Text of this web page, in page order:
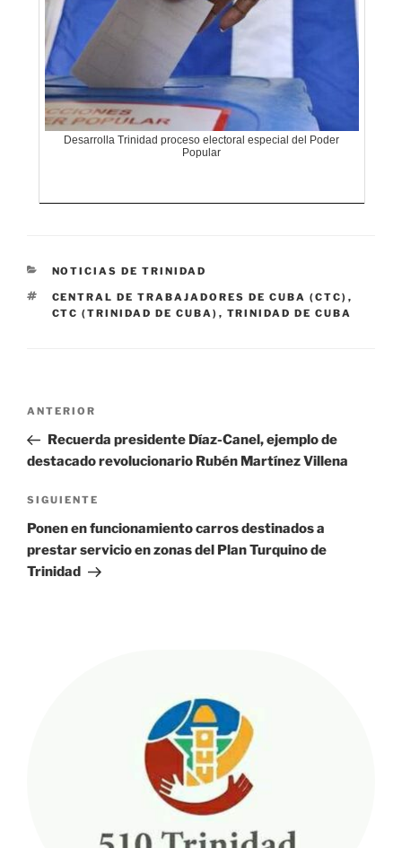
Desarrolla Trinidad proceso electoral especial del Poder
Popular
CATEGORÍAS
NOTICIAS DE TRINIDAD
ETIQUETAS
CENTRAL DE TRABAJADORES DE CUBA (CTC) ,
CTC (TRINIDAD DE CUBA) , TRINIDAD DE CUBA
Navegación
entradas
Entrada
anterior:
ANTERIOR
Recuerda presidente Díaz-Canel, ejemplo de
destacado revolucionario Rubén Martínez Villena
Siguiente
entrada
SIGUIENTE
Ponen en funcionamiento carros destinados a
prestar servicio en zonas del Plan Turquino de
Trinidad